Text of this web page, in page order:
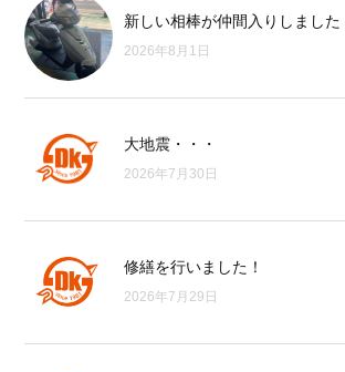
新しい相棒が仲間入りしました
2026年8月1日
大地震・・・
2026年7月30日
修繕を行いました！
2026年7月29日